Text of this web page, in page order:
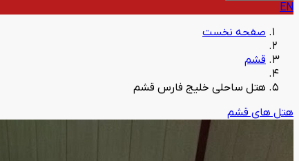
EN
صفحه نخست
قشم
هتل ساحلی خلیج فارس قشم
هتل های قشم